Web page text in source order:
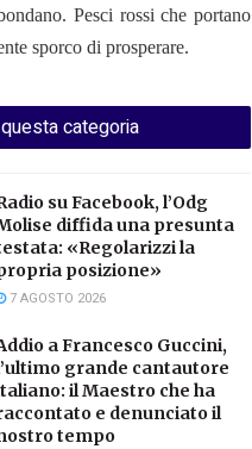
Pesci rossi che portano
sporco di prosperare.
categoria
su Facebook, l’Odg
diffida una presunta
«Regolarizzi la
posizione»
7 AGOSTO 2026
a Francesco Guccini,
grande cantautore
il Maestro che ha
e denunciato il
tempo